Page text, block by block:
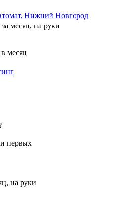
Нижний Новгород
за месяц, на руки
месяц
первых
на руки